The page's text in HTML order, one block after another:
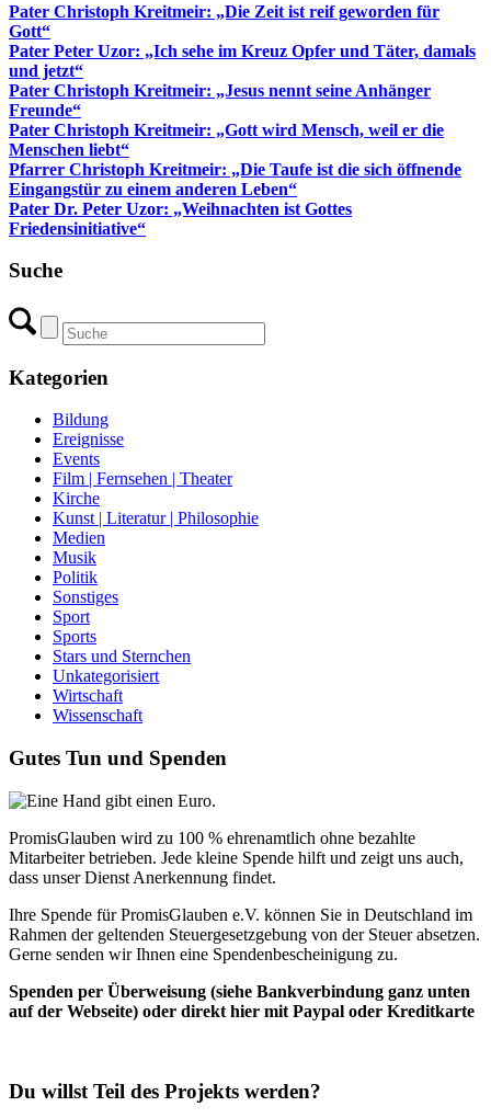
Pater Christoph Kreitmeir: „Die Zeit ist reif geworden für
Gott“
Pater Peter Uzor: „Ich sehe im Kreuz Opfer und Täter, damals
und jetzt“
Pater Christoph Kreitmeir: „Jesus nennt seine Anhänger
Freunde“
Pater Christoph Kreitmeir: „Gott wird Mensch, weil er die
Menschen liebt“
Pfarrer Christoph Kreitmeir: „Die Taufe ist die sich öffnende
Eingangstür zu einem anderen Leben“
Pater Dr. Peter Uzor: „Weihnachten ist Gottes
Friedensinitiative“
Suche
Kategorien
Bildung
Ereignisse
Events
Film | Fernsehen | Theater
Kirche
Kunst | Literatur | Philosophie
Medien
Musik
Politik
Sonstiges
Sport
Sports
Stars und Sternchen
Unkategorisiert
Wirtschaft
Wissenschaft
Gutes Tun und Spenden
PromisGlauben wird zu 100 % ehrenamtlich ohne bezahlte
Mitarbeiter betrieben. Jede kleine Spende hilft und zeigt uns auch,
dass unser Dienst Anerkennung findet.
Ihre Spende für PromisGlauben e.V. können Sie in Deutschland im
Rahmen der geltenden Steuergesetzgebung von der Steuer absetzen.
Gerne senden wir Ihnen eine Spendenbescheinigung zu.
Spenden per Überweisung (siehe Bankverbindung ganz unten
auf der Webseite) oder direkt hier mit Paypal oder Kreditkarte
Du willst Teil des Projekts werden?